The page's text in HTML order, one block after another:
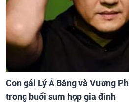
Con gái Lý Á Bằng và Vương
trong buổi sum họp gia đình